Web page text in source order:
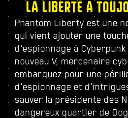
LA LIBERTÉ A
Phantom Liberty est une
qui vient ajouter une
d'espionnage à
nouveau V, mercenaire
embarquez pour une
d'espionnage et
sauver la présidente des
dangereux quartier de